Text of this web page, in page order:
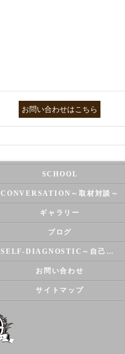
お問い合わせはこちら
SCHOOL
CONVERSATION～取材対談～
ギャラリー
ブログ
SELF-DIAGNOSTIC～自己診断～
お問い合わせ
サイトマップ